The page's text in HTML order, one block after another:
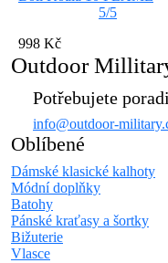
5/5
998 Kč
Outdoor
Potřebujete
info@outdoor-
Oblíbené
Dámské klasické kalhoty
Módní doplňky
Batohy
Pánské kraťasy a šortky
Bižuterie
Vlasce